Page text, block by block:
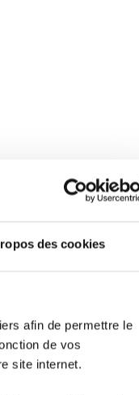
des cookies
afin de permettre le
de vos
site internet.